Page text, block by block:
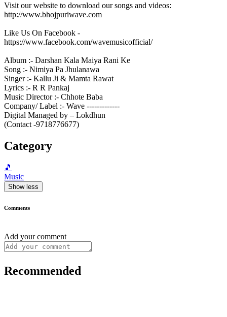
Visit our website to download our songs and videos:
http://www.bhojpuriwave.com
Like Us On Facebook -
https://www.facebook.com/wavemusicofficial/
Album :- Darshan Kala Maiya Rani Ke
Song :- Nimiya Pa Jhulanawa
Singer :- Kallu Ji & Mamta Rawat
Lyrics :- R R Pankaj
Music Director :- Chhote Baba
Company/ Label :- Wave -------------
Digital Managed by – Lokdhun
(Contact -9718776677)
Category
🎵
Music
Show less
Comments
Add your comment
Recommended